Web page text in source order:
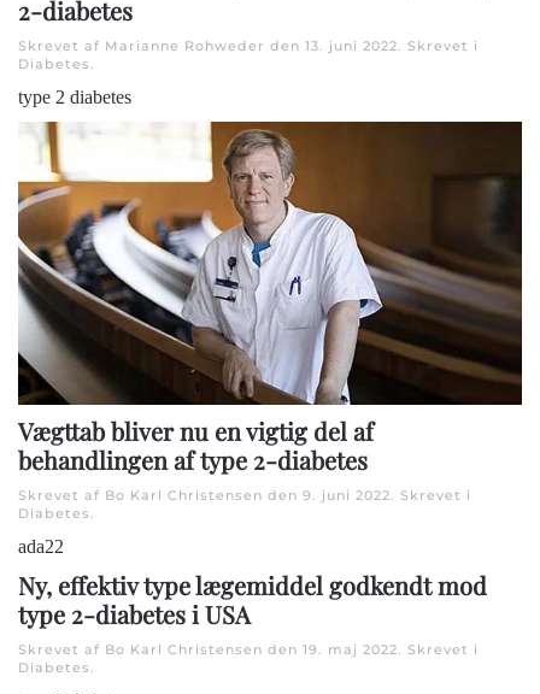
2-diabetes
Skrevet af Marianne Rohweder den 13. juni 2022. Skrevet i
Diabetes.
type 2 diabetes
Vægttab bliver nu en vigtig del af
behandlingen af type 2-diabetes
Skrevet af Bo Karl Christensen den 9. juni 2022. Skrevet i
Diabetes.
ada22
Ny, effektiv type lægemiddel godkendt mod
type 2-diabetes i USA
Skrevet af Bo Karl Christensen den 19. maj 2022. Skrevet i
Diabetes.